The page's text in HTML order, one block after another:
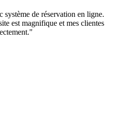
système de réservation en ligne.
est magnifique et mes clientes
"